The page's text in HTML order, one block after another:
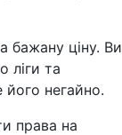
бажану ціну. Ви
ліги та
його негайно.
права на